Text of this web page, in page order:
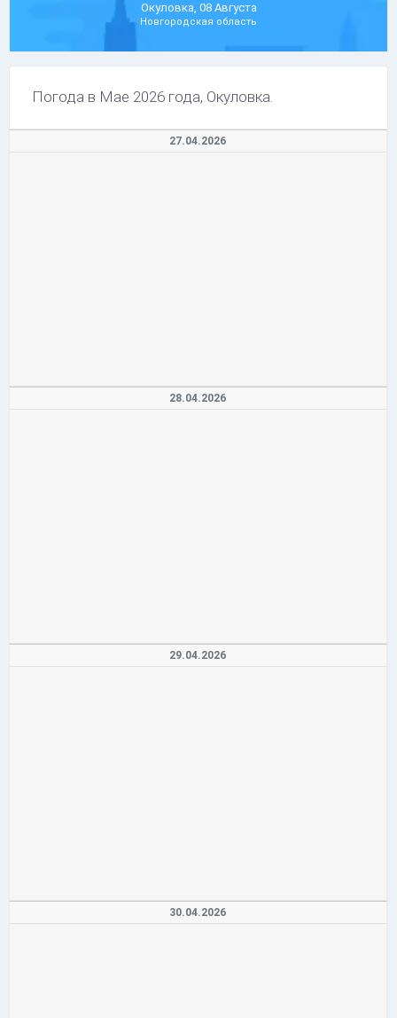
Окуловка, 08 Августа
Новгородская область
Погода в Мае 2026 года, Окуловка.
27.04.2026
28.04.2026
29.04.2026
30.04.2026